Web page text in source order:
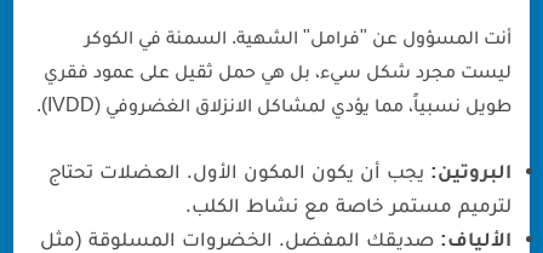
أنت المسؤول عن "فرامل" الشهية. السمنة في الكوكر
ليست مجرد شكل سيء، بل هي حمل ثقيل على عمود فقري
طويل نسبياً، مما يؤدي لمشاكل الانزلاق الغضروفي (IVDD).
البروتين: يجب أن يكون المكون الأول. العضلات تحتاج
لترميم مستمر خاصة مع نشاط الكلب.
الألياف: صديقك المفضل. الخضروات المسلوقة (مثل